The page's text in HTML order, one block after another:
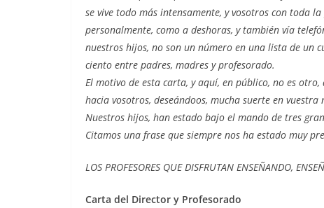
se vive todo más intensamente, y vosotros con toda
personalmente, como a deshoras, y también vía
nuestros hijos, no son un número en una lista de un
ciento entre padres, madres y profesorado.
El motivo de esta carta, y aquí, en público, no es
hacia vosotros, deseándoos, mucha suerte en
Nuestros hijos, han estado bajo el mando de tres
Citamos una frase que siempre nos ha estado muy
LOS PROFESORES QUE DISFRUTAN ENSEÑANDO,
Carta del Director y Profesorado